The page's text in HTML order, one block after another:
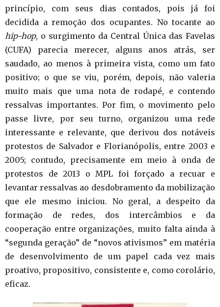
princípio, com seus dias contados, pois já foi
decidida a remoção dos ocupantes. No tocante ao
hip-hop, o surgimento da Central Única das Favelas
(CUFA) parecia merecer, alguns anos atrás, ser
saudado, ao menos à primeira vista, como um fato
positivo; o que se viu, porém, depois, não valeria
muito mais que uma nota de rodapé, e contendo
ressalvas importantes. Por fim, o movimento pelo
passe livre, por seu turno, organizou uma rede
interessante e relevante, que derivou dos notáveis
protestos de Salvador e Florianópolis, entre 2003 e
2005; contudo, precisamente em meio à onda de
protestos de 2013 o MPL foi forçado a recuar e
levantar ressalvas ao desdobramento da mobilização
que ele mesmo iniciou. No geral, a despeito da
formação de redes, dos intercâmbios e da
cooperação entre organizações, muito falta ainda à
“segunda geração” de “novos ativismos” em matéria
de desenvolvimento de um papel cada vez mais
proativo, propositivo, consistente e, como corolário,
eficaz.